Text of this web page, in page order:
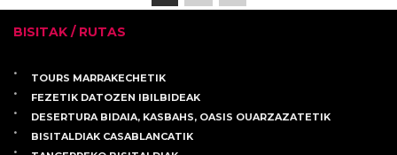
BISITAK / RUTAS
TOURS MARRAKECHETIK
FEZETIK DATOZEN IBILBIDEAK
DESERTURA BIDAIA, KASBAHS, OASIS OUARZAZATETIK
BISITALDIAK CASABLANCATIK